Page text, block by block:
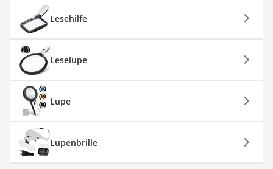
Lesehilfe
Leselupe
Lupe
Lupenbrille